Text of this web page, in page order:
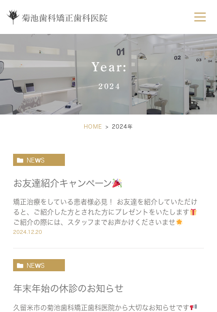
Year:
2024
HOME 2024年
NEWS
お友達紹介キャンペーン
矯正治療をしている患者様必見！ お友達を紹介していただけ
ると、ご紹介した方とされた方にプレゼントをいたします
ご紹介の際には、スタッフまでお声かけくださいませ
2024.12.20
NEWS
年末年始の休診のお知らせ
久留米市の菊池歯科矯正歯科医院から大切なお知らせです